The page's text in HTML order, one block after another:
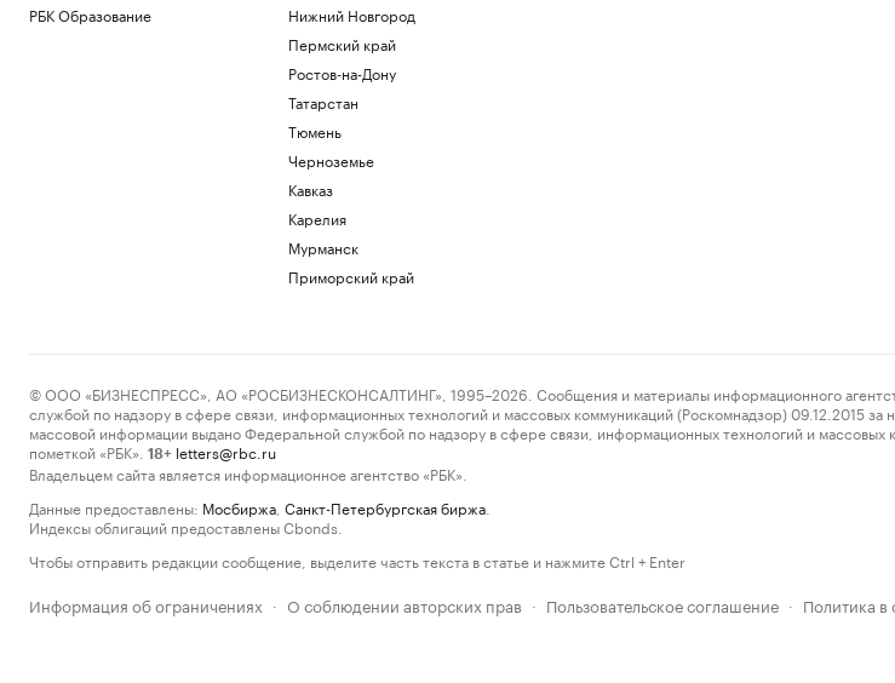
РБК Образование
Нижний Новгород
Пермский край
Ростов-на-Дону
Татарстан
Тюмень
Черноземье
Кавказ
Карелия
Мурманск
Приморский край
© ООО «БИЗНЕСПРЕСС», АО «РОСБИЗНЕСКОНСАЛТИНГ», 1995–2026. Сообщения и материалы информационного
службой по надзору в сфере связи, информационных технологий и массовых коммуникаций (Роскомнадзор) 09.12.2015
массовой информации выдано Федеральной службой по надзору в сфере связи, информационных технологий и
пометкой «РБК».
18+ letters@rbc.ru
Владельцем сайта является информационное агентство «РБК».
Данные предоставлены: Мосбиржа Санкт-Петербургская биржа
Индексы облигаций предоставлены Cbonds.
Чтобы отправить редакции сообщение, выделите часть текста в статье и нажмите Ctrl + Enter
Информация об ограничениях · О соблюдении авторских прав · Пользовательское соглашение · Политика